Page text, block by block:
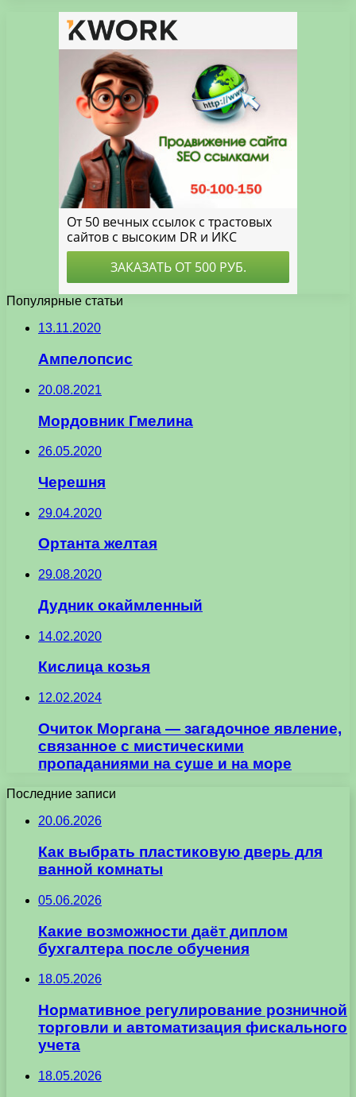
Популярные статьи
13.11.2020
Ампелопсис
20.08.2021
Мордовник Гмелина
26.05.2020
Черешня
29.04.2020
Ортанта желтая
29.08.2020
Дудник окаймленный
14.02.2020
Кислица козья
12.02.2024
Очиток Моргана — загадочное явление,
связанное с мистическими
пропаданиями на суше и на море
Последние записи
20.06.2026
Как выбрать пластиковую дверь для
ванной комнаты
05.06.2026
Какие возможности даёт диплом
бухгалтера после обучения
18.05.2026
Нормативное регулирование розничной
торговли и автоматизация фискального
учета
18.05.2026